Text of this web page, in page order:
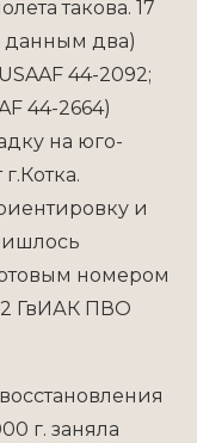
такова. 17
данным два)
44-2092;
44-2664)
на юго-
и
номером
2 ГвИАК ПВО
г. заняла